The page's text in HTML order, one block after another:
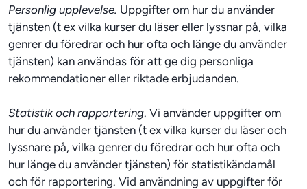
Personlig upplevelse. Uppgifter om hur du använder
tjänsten (t ex vilka kurser du läser eller lyssnar på, vilka
genrer du föredrar och hur ofta och länge du använder
tjänsten) kan användas för att ge dig personliga
rekommendationer eller riktade erbjudanden.
Statistik och rapportering. Vi använder uppgifter om
hur du använder tjänsten (t ex vilka kurser du läser och
lyssnare på, vilka genrer du föredrar och hur ofta och
hur länge du använder tjänsten) för statistikändamål
och för rapportering. Vid användning av uppgifter för